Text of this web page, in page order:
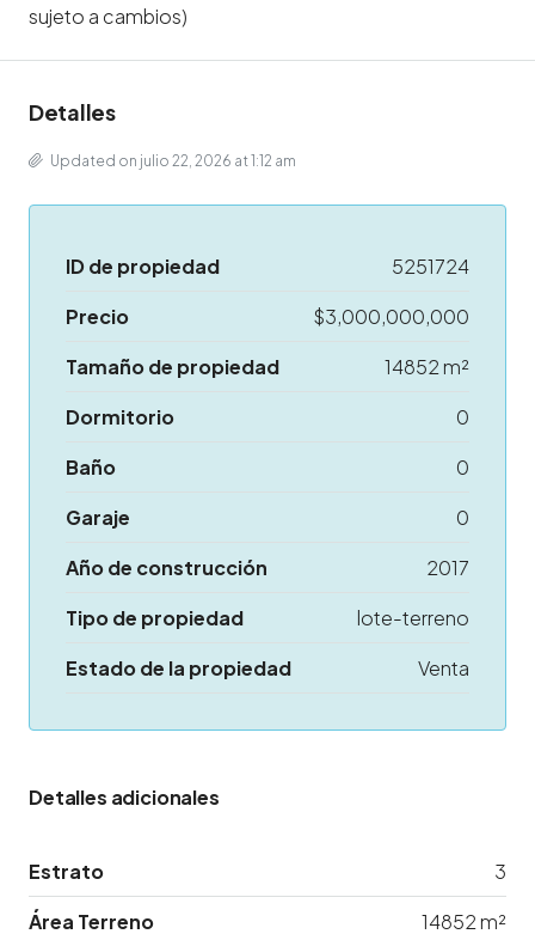
sujeto a cambios)
Detalles
Updated on julio 22, 2026 at 1:12 am
ID de propiedad
5251724
Precio
$3,000,000,000
Tamaño de propiedad
14852 m²
Dormitorio
0
Baño
0
Garaje
0
Año de construcción
2017
Tipo de propiedad
lote-terreno
Estado de la propiedad
Venta
Detalles adicionales
Estrato
3
Área Terreno
14852 m²